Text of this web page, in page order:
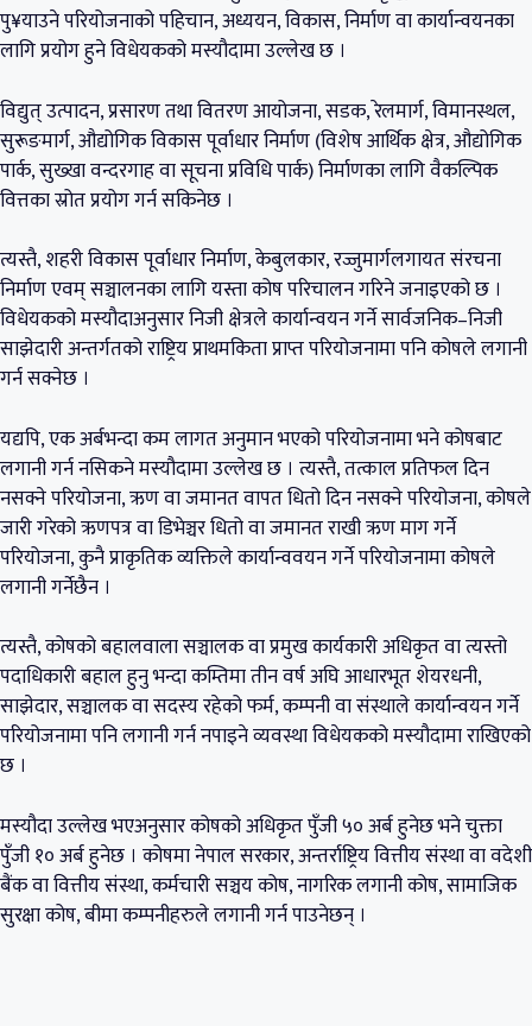
पु¥याउने परियोजनाको पहिचान, अध्ययन, विकास, निर्माण वा कार्यान्वयनका
लागि प्रयोग हुने विधेयकको मस्यौदामा उल्लेख छ ।
विद्युत् उत्पादन, प्रसारण तथा वितरण आयोजना, सडक, रेलमार्ग, विमानस्थल,
सुरूङमार्ग, औद्योगिक विकास पूर्वाधार निर्माण (विशेष आर्थिक क्षेत्र, औद्योगिक
पार्क, सुख्खा वन्दरगाह वा सूचना प्रविधि पार्क) निर्माणका लागि वैकल्पिक
वित्तका स्रोत प्रयोग गर्न सकिनेछ ।
त्यस्तै, शहरी विकास पूर्वाधार निर्माण, केबुलकार, रज्जुमार्गलगायत संरचना
निर्माण एवम् सञ्चालनका लागि यस्ता कोष परिचालन गरिने जनाइएको छ ।
विधेयकको मस्यौदाअनुसार निजी क्षेत्रले कार्यान्वयन गर्ने सार्वजनिक–निजी
साझेदारी अन्तर्गतको राष्ट्रिय प्राथमकिता प्राप्त परियोजनामा पनि कोषले लगानी
गर्न सक्नेछ ।
यद्यपि, एक अर्बभन्दा कम लागत अनुमान भएको परियोजनामा भने कोषबाट
लगानी गर्न नसिकने मस्यौदामा उल्लेख छ । त्यस्तै, तत्काल प्रतिफल दिन
नसक्ने परियोजना, ऋण वा जमानत वापत धितो दिन नसक्ने परियोजना, कोषले
जारी गरेको ऋणपत्र वा डिभेञ्चर धितो वा जमानत राखी ऋण माग गर्ने
परियोजना, कुनै प्राकृतिक व्यक्तिले कार्यान्ववयन गर्ने परियोजनामा कोषले
लगानी गर्नेछैन ।
त्यस्तै, कोषको बहालवाला सञ्चालक वा प्रमुख कार्यकारी अधिकृत वा त्यस्तो
पदाधिकारी बहाल हुनु भन्दा कम्तिमा तीन वर्ष अघि आधारभूत शेयरधनी,
साझेदार, सञ्चालक वा सदस्य रहेको फर्म, कम्पनी वा संस्थाले कार्यान्वयन गर्ने
परियोजनामा पनि लगानी गर्न नपाइने व्यवस्था विधेयकको मस्यौदामा राखिएको
छ ।
मस्यौदा उल्लेख भएअनुसार कोषको अधिकृत पुँजी ५० अर्ब हुनेछ भने चुक्ता
पुँजी १० अर्ब हुनेछ । कोषमा नेपाल सरकार, अन्तर्राष्ट्रिय वित्तीय संस्था वा वदेशी
बैंक वा वित्तीय संस्था, कर्मचारी सञ्चय कोष, नागरिक लगानी कोष, सामाजिक
सुरक्षा कोष, बीमा कम्पनीहरुले लगानी गर्न पाउनेछन् ।